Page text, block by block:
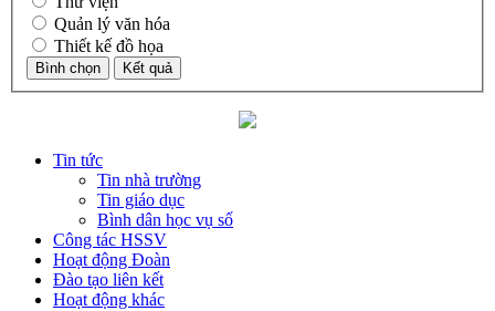
Quản lý văn hóa
Thiết kế đồ họa
Tin tức
Tin nhà trường
Tin giáo dục
Bình dân học vụ số
Công tác HSSV
Hoạt động Đoàn
Đào tạo liên kết
Hoạt động khác